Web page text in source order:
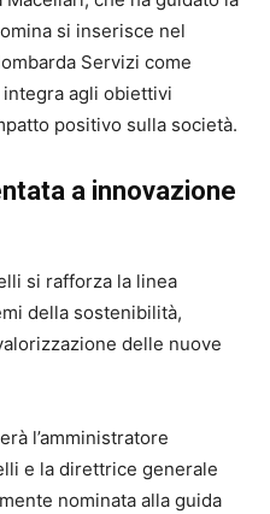
si inserisce nel
Servizi come
agli obiettivi
positivo sulla società.
a innovazione
si rafforza la linea
della sostenibilità,
delle nuove
l’amministratore
e la direttrice generale
nominata alla guida